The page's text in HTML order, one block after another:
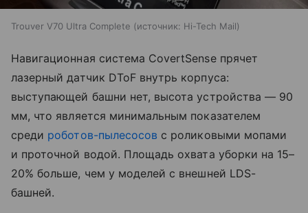
Trouver V70 Ultra Complete источник: Hi-Tech Mail
Навигационная система CovertSense прячет
лазерный датчик DToF внутрь корпуса:
выступающей башни нет, высота устройства — 90
мм, что является минимальным показателем
среди роботов-пылесосов с роликовыми мопами
и проточной водой. Площадь охвата уборки на 15–
20% больше, чем у моделей с внешней LDS-
башней.